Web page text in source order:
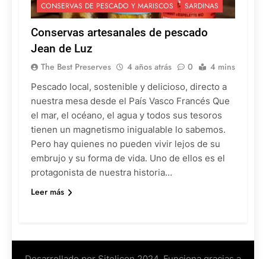
CONSERVAS DE PESCADO Y MARISCOS
SARDINAS
Conservas artesanales de pescado
Jean de Luz
The Best Preserves 4 años atrás 0 4 mins
Pescado local, sostenible y delicioso, directo a
nuestra mesa desde el País Vasco Francés Que
el mar, el océano, el agua y todos sus tesoros
tienen un magnetismo inigualable lo sabemos.
Pero hay quienes no pueden vivir lejos de su
embrujo y su forma de vida. Uno de ellos es el
protagonista de nuestra historia…
Leer más